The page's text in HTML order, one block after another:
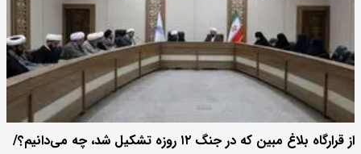
از قرارگاه بلاغ مبین که در جنگ ۱۲ روزه تشکیل شد، چه می‌دانیم؟/